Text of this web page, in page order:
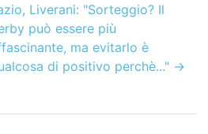
Liverani: "Sorteggio? Il
può essere più
ma evitarlo è
di positivo perchè..."→